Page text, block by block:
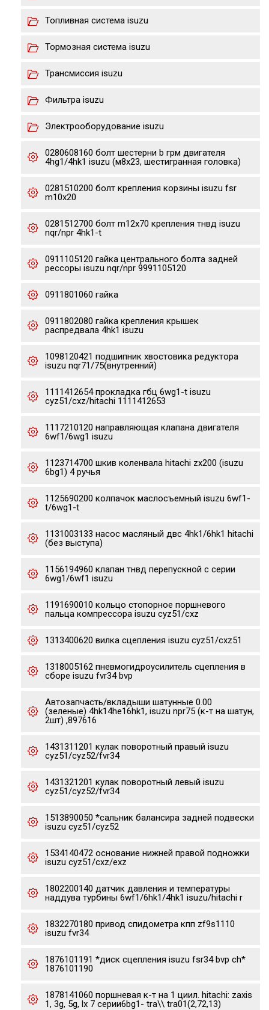
Топливная система isuzu
Тормозная система isuzu
Трансмиссия isuzu
Фильтра isuzu
Электрооборудование isuzu
0280608160 болт шестерни b грм двигателя
4hg1/4hk1 isuzu (м8х23, шестигранная головка)
0281510200 болт крепления корзины isuzu fsr
m10x20
0281512700 болт m12x70 крепления тнвд isuzu
nqr/npr 4hk1-t
0911105120 гайка центрального болта задней
рессоры isuzu nqr/npr 9991105120
0911801060 гайка
0911802080 гайка крепления крышек
распредвала 4hk1 isuzu
1098120421 подшипник хвостовика редуктора
isuzu nqr71/75(внутренний)
1111412654 прокладка гбц 6wg1-t isuzu
cyz51/cxz/hitachi 1111412653
1117210120 направляющая клапана двигателя
6wf1/6wg1 isuzu
1123714700 шкив коленвала hitachi zx200 (isuzu
6bg1) 4 ручья
1125690200 колпачок маслосъемный isuzu 6wf1-
t/6wg1-t
1131003133 насос масляный двс 4hk1/6hk1 hitachi
(без выступа)
1156194960 клапан тнвд перепускной с серии
6wg1/6wf1 isuzu
1191690010 кольцо стопорное поршневого
пальца компрессора isuzu cyz51/cxz
1313400620 вилка сцепления isuzu cyz51/cxz51
1318005162 пневмогидроусилитель сцепления в
сборе isuzu fvr34 bvp
Автозапчасть/вкладыши шатунные 0.00
(зеленые) 4hk14he16hk1, isuzu npr75 (к-т на шатун,
2шт) ,897616
1431311201 кулак поворотный правый isuzu
cyz51/cyz52/fvr34
1431321201 кулак поворотный левый isuzu
cyz51/cyz52/fvr34
1513890050 *сальник балансира задней подвески
isuzu cyz51/cyz52
1534140472 основание нижней правой подножки
isuzu cyz51/cxz/exz
1802200140 датчик давления и температуры
наддува турбины 6wf1/6hk1/4hk1 isuzu/hitachi r
1832270180 привод спидометра кпп zf9s1110
isuzu fvr34
1876101191 *диск сцепления isuzu fsr34 bvp ch*
1876101190
1878141060 поршневая к-т на 1 циил. hitachi: zaxis
1, 3g, 5g, lx 7 серии6bg1- tra\\ tra01(2,72,13)